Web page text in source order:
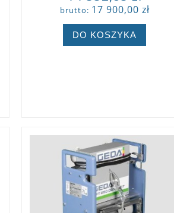
brutto: 17 900,00 zł
DO KOSZYKA